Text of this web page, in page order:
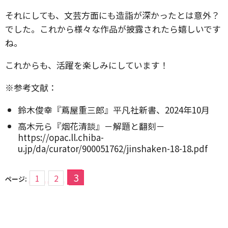
それにしても、文芸方面にも造詣が深かったとは意外？
でした。これから様々な作品が披露されたら嬉しいです
ね。
これからも、活躍を楽しみにしています！
※参考文献：
鈴木俊幸『蔦屋重三郎』平凡社新書、2024年10月
高木元ら『烟花清談』－解題と翻刻－
https://opac.ll.chiba-
u.jp/da/curator/900051762/jinshaken-18-18.pdf
ページ: 1 2 3